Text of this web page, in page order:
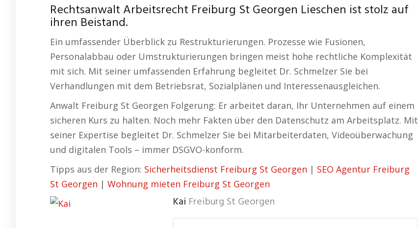
Rechtsanwalt Arbeitsrecht Freiburg St Georgen Lieschen ist stolz auf
ihren Beistand.
Ein umfassender Überblick zu Restrukturierungen. Prozesse wie Fusionen,
Personalabbau oder Umstrukturierungen bringen meist hohe rechtliche Komplexität
mit sich. Mit seiner umfassenden Erfahrung begleitet Dr. Schmelzer Sie bei
Verhandlungen mit dem Betriebsrat, Sozialplänen und Interessenausgleichen.
Anwalt Freiburg St Georgen Folgerung: Er arbeitet daran, Ihr Unternehmen auf einem
sicheren Kurs zu halten. Noch mehr Fakten über den Datenschutz am Arbeitsplatz. Mit
seiner Expertise begleitet Dr. Schmelzer Sie bei Mitarbeiterdaten, Videoüberwachung
und digitalen Tools – immer DSGVO-konform.
Tipps aus der Region: Sicherheitsdienst Freiburg St Georgen | SEO Agentur Freiburg
St Georgen | Wohnung mieten Freiburg St Georgen
Kai Freiburg St Georgen